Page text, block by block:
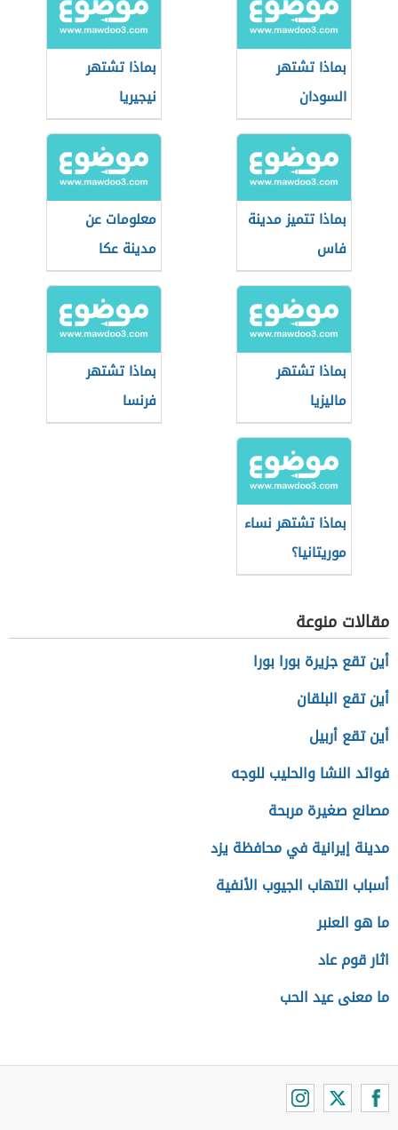
بماذا تشتهر
السودان
بماذا تشتهر
نيجيريا
بماذا تتميز مدينة
فاس
معلومات عن
مدينة عكا
بماذا تشتهر
ماليزيا
بماذا تشتهر
فرنسا
بماذا تشتهر نساء
موريتانيا؟
مقالات منوعة
أين تقع جزيرة بورا بورا
أين تقع البلقان
أين تقع أربيل
فوائد النشا والحليب للوجه
مصانع صغيرة مربحة
مدينة إيرانية في محافظة يزد
أسباب التهاب الجيوب الأنفية
ما هو العنبر
اثار قوم عاد
ما معنى عيد الحب